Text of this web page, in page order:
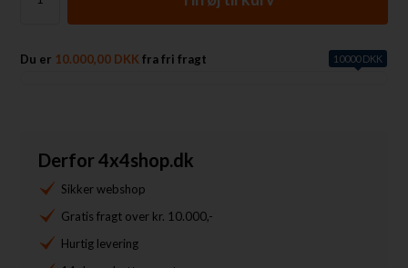
Du er 10.000,00 DKK fra fri fragt 10000 DKK
Derfor 4x4shop.dk
Sikker webshop
Gratis fragt over kr. 10.000,-
Hurtig levering